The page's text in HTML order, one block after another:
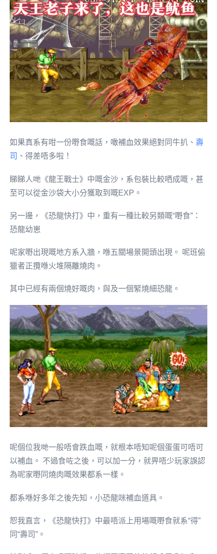
如果真系有咁一份嘢食嘅話，噉補血效果絕對同牛扒、 壽
司 、得差唔多啦！
睇睇人哋《龍王戰士》中嘅金沙，系包裝比較哂成嘅，甚
至可以從金沙袋大小分獲取到嘅EXP。
另一邊，《恐龍快打》中，重有一種比較另類嘅“嘢食”：
恐龍幼崽
呢家嘢出現嘅地方系入牆，喺五關場景開頭出現。 呢班偷
獵者正攬喺火堆隔離燒肉。
其中已經有兩個燒好嘅肉，與及一個緊燒細恐龍。
呢個位我哋一般唔會跌血嘅，就根本唔知呢個蛋蛋可唔可
以補血。 不過食咗之後，可以加一分，就畀唔少玩家誤認
為呢家嘢同燒肉嘅效果都系一樣。
都系喺好多年之後先知，小恐龍咪補血道具。
恕我直言，《恐龍快打》中最唔派上用場嘅嘢食就系“得”
同“壽司”。